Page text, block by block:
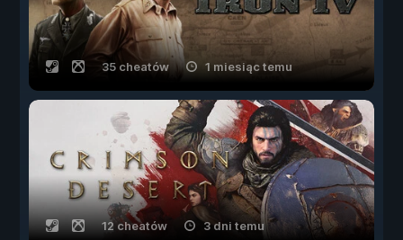
35 cheatów 1 miesiąc temu
12 cheatów 3 dni temu